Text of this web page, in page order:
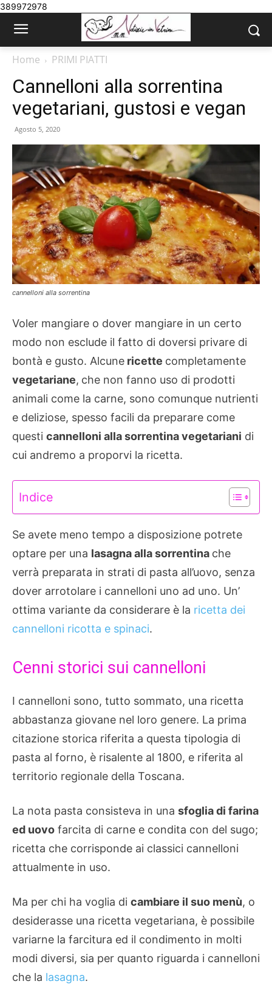
389972978
Home PRIMI PIATTI
Cannelloni alla sorrentina
vegetariani, gustosi e vegan
Agosto 5, 2020
cannelloni alla sorrentina
Voler mangiare o dover mangiare in un certo
modo non esclude il fatto di doversi privare di
bontà e gusto. Alcune ricette completamente
vegetariane, che non fanno uso di prodotti
animali come la carne, sono comunque nutrienti
e deliziose, spesso facili da preparare come
questi cannelloni alla sorrentina vegetariani di
cui andremo a proporvi la ricetta.
Indice
Se avete meno tempo a disposizione potrete
optare per una lasagna alla sorrentina che
verrà preparata in strati di pasta all’uovo, senza
dover arrotolare i cannelloni uno ad uno. Un’
ottima variante da considerare è la ricetta dei
cannelloni ricotta e spinaci.
Cenni storici sui cannelloni
I cannelloni sono, tutto sommato, una ricetta
abbastanza giovane nel loro genere. La prima
citazione storica riferita a questa tipologia di
pasta al forno, è risalente al 1800, e riferita al
territorio regionale della Toscana.
La nota pasta consisteva in una sfoglia di farina
ed uovo farcita di carne e condita con del sugo;
ricetta che corrisponde ai classici cannelloni
attualmente in uso.
Ma per chi ha voglia di cambiare il suo menù, o
desiderasse una ricetta vegetariana, è possibile
variarne la farcitura ed il condimento in molti
modi diversi, sia per quanto riguarda i cannelloni
che la lasagna.